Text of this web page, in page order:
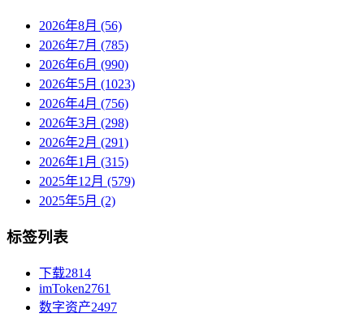
2026年8月 (56)
2026年7月 (785)
2026年6月 (990)
2026年5月 (1023)
2026年4月 (756)
2026年3月 (298)
2026年2月 (291)
2026年1月 (315)
2025年12月 (579)
2025年5月 (2)
标签列表
下载2814
imToken2761
数字资产2497